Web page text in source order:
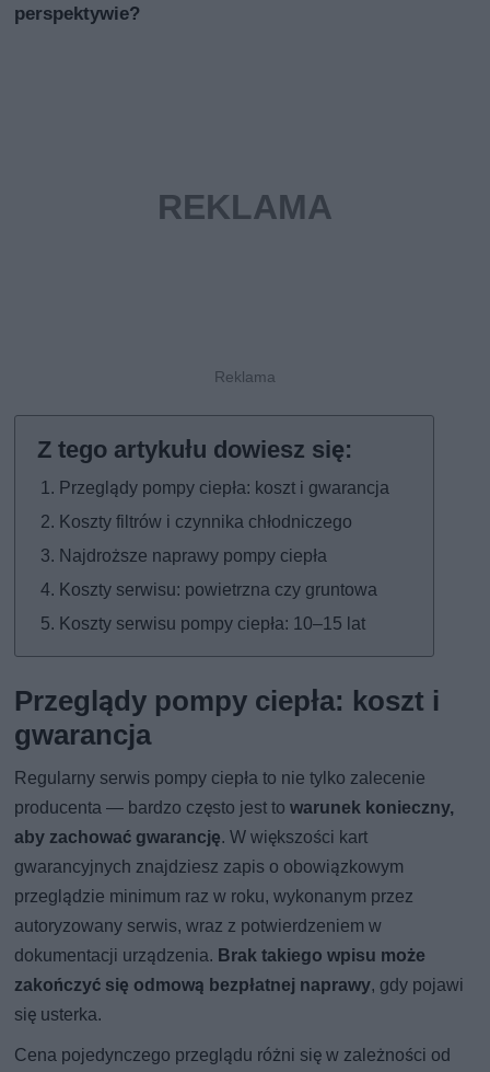
perspektywie?
Przeglądy pompy ciepła: koszt i gwarancja
Koszty filtrów i czynnika chłodniczego
Najdroższe naprawy pompy ciepła
Koszty serwisu: powietrzna czy gruntowa
Koszty serwisu pompy ciepła: 10–15 lat
Przeglądy pompy ciepła: koszt i
gwarancja
Regularny serwis pompy ciepła to nie tylko zalecenie
producenta — bardzo często jest towarunek konieczny,
aby zachować gwarancję. W większości kart
gwarancyjnych znajdziesz zapis o obowiązkowym
przeglądzie minimum raz w roku, wykonanym przez
autoryzowany serwis, wraz z potwierdzeniem w
dokumentacji urządzenia. Brak takiego wpisu może
zakończyć się odmową bezpłatnej naprawy, gdy pojawi
się usterka.
Cena pojedynczego przeglądu różni się w zależności od